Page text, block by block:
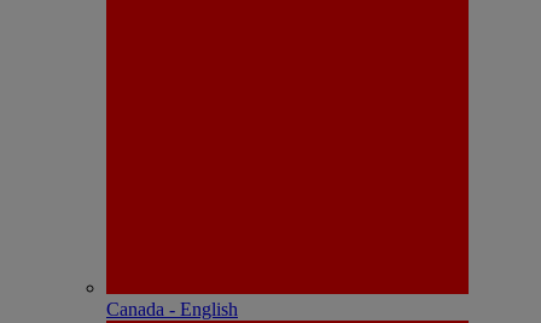
Canada - English